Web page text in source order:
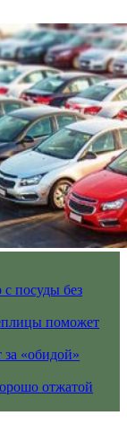
посуды без
поможет
«обидой»
отжатой